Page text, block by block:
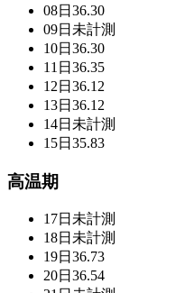
08日 36.30
09日 未計測
10日 36.30
11日 36.35
12日 36.12
13日 36.12
14日 未計測
15日 35.83
高温期
17日 未計測
18日 未計測
19日 36.73
20日 36.54